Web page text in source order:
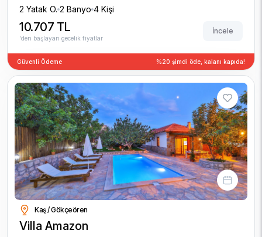
2 Yatak O. 2 Banyo 4 Kişi
10.707 TL
'den başlayan gecelik fiyatlar
İncele
Güvenli Ödeme %20 şimdi öde, kalanı kapıda!
Kaş / Gökçeören
Villa Amazon